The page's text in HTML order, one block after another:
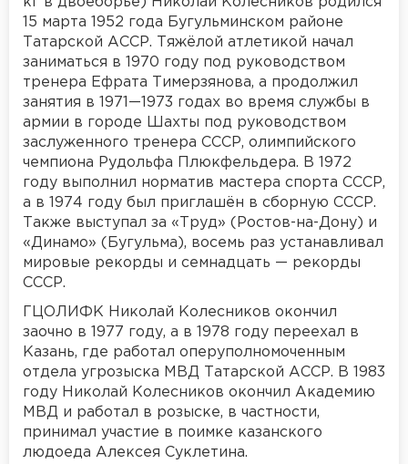
15 марта 1952 года Бугульминском районе
Татарской АССР. Тяжёлой атлетикой начал
заниматься в 1970 году под руководством
тренера Ефрата Тимерзянова, а продолжил
занятия в 1971—1973 годах во время службы в
армии в городе Шахты под руководством
заслуженного тренера СССР, олимпийского
чемпиона Рудольфа Плюкфельдера. В 1972
году выполнил норматив мастера спорта СССР,
а в 1974 году был приглашён в сборную СССР.
Также выступал за «Труд» (Ростов-на-Дону) и
«Динамо» (Бугульма), восемь раз устанавливал
мировые рекорды и семнадцать — рекорды
СССР.
ГЦОЛИФК Николай Колесников окончил
заочно в 1977 году, а в 1978 году переехал в
Казань, где работал оперуполномоченным
отдела угрозыска МВД Татарской АССР. В 1983
году Николай Колесников окончил Академию
МВД и работал в розыске, в частности,
принимал участие в поимке казанского
людоеда Алексея Суклетина.